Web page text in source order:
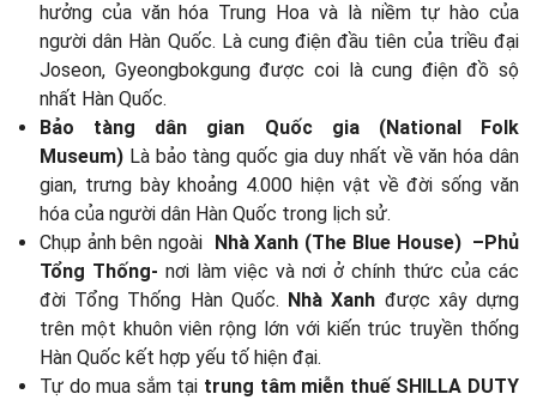
hưởng của văn hóa Trung Hoa và là niềm tự hào của
người dân Hàn Quốc. Là cung điện đầu tiên của triều đại
Joseon, Gyeongbokgung được coi là cung điện đồ sộ
nhất Hàn Quốc.
Bảo tàng dân gian Quốc gia (National Folk
Museum) Là bảo tàng quốc gia duy nhất về văn hóa dân
gian, trưng bày khoảng 4.000 hiện vật về đời sống văn
hóa của người dân Hàn Quốc trong lịch sử.
Chụp ảnh bên ngoài
Nhà Xanh (The Blue House) –Phủ
Tổng Thống- nơi làm việc và nơi ở chính thức của các
đời Tổng Thống Hàn Quốc. Nhà Xanh được xây dựng
trên một khuôn viên rộng lớn với kiến trúc truyền thống
Hàn Quốc kết hợp yếu tố hiện đại.
Tự do mua sắm tại trung tâm miễn thuế SHILLA DUTY